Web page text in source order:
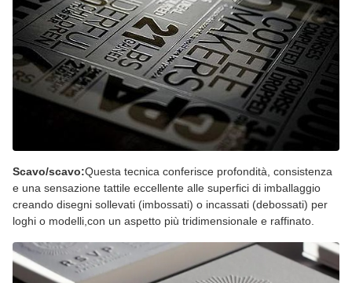
Scavo/scavo:Questa tecnica conferisce profondità, consistenza
e una sensazione tattile eccellente alle superfici di imballaggio
creando disegni sollevati (imbossati) o incassati (debossati) per
loghi o modelli,con un aspetto più tridimensionale e raffinato.